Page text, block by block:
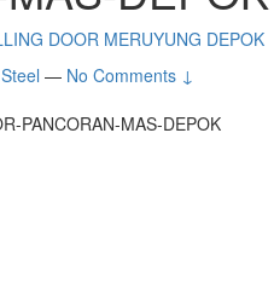
DOOR MERUYUNG DEPOK
— No Comments ↓
PANCORAN-MAS-DEPOK